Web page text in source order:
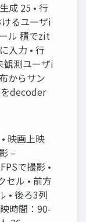
成 25 • 行
るユーザi
ル 積でzit
入力 • 行
観測ユーザi
からサン
をdecoder
映画上映
–
で撮影 •
セル • 前方
• 後ろ3列
時間：90-